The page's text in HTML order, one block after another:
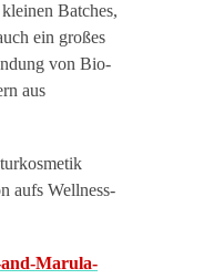
Batches,
ein großes
von Bio-
aus
aufs Wellness-